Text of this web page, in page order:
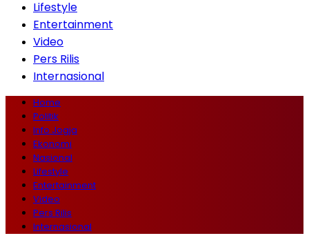
Lifestyle
Entertainment
Video
Pers Rilis
Internasional
Home
Politik
Info Jogja
Ekonomi
Nasional
Lifestyle
Entertainment
Video
Pers Rilis
Internasional